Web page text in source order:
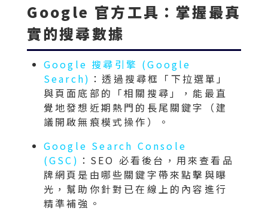
Google 官方工具：掌握最真
實的搜尋數據
Google 搜尋引擎 (Google
Search) ：透過搜尋框「下拉選單」
與頁面底部的「相關搜尋」，能最直
覺地發想近期熱門的長尾關鍵字（建
議開啟無痕模式操作）。
Google Search Console
(GSC) ：SEO 必看後台，用來查看品
牌網頁是由哪些關鍵字帶來點擊與曝
光，幫助你針對已在線上的內容進行
精準補強。